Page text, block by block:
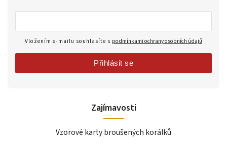
Zajímavosti
Vzorové karty broušených korálků
Vložením e-mailu souhlasíte s podmínkami ochrany osobních údajů
Přihlásit se